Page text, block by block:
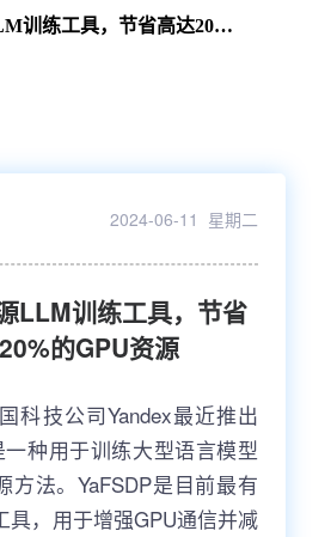
Yandex开源LLM训练工具，节省高达20%的GPU资源
2024-06-11 星期二
LLM训练工具，节省
的GPU资源
科技公司Yandex最近推出
一种用于训练大型语言模型
方法。YaFSDP是目前最有
具，用于增强GPU通信并减